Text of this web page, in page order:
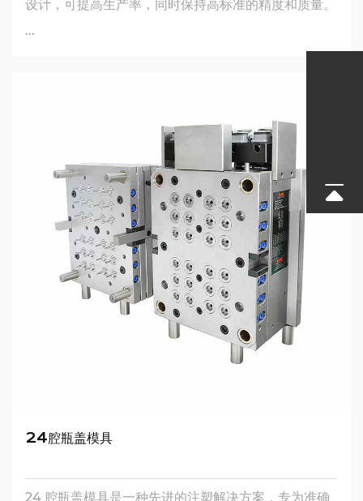
设计，可提高生产率，同时保持高标准的精度和质量。
...
24腔瓶盖模具
24 腔瓶盖模具是一种先进的注塑解决方案，专为准确